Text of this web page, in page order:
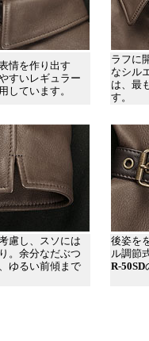
情を作り出す
すいレギュラー
しています。
ラフに
なシル
は、最
す。
慮し、スソには
。余分なだぶつ
ゆるい前傾まで
後姿を
ル調節
R-50SD